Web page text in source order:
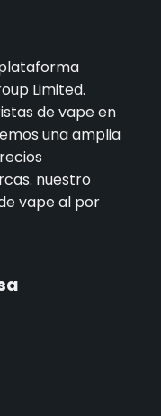
Limited.
de vape en
una amplia
nuestro
vape al por